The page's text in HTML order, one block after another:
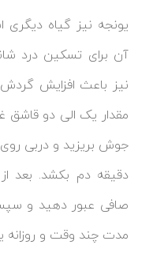
یونجه نیز گیاه
آن برای تسکین درد
نیز باعث افزایش
مقدار یک الی دو قاشق
جوش بریزید و دربی روی
دقیقه دم بکشد. بعد
صافی عبور دهید و
مدت چند وقت و